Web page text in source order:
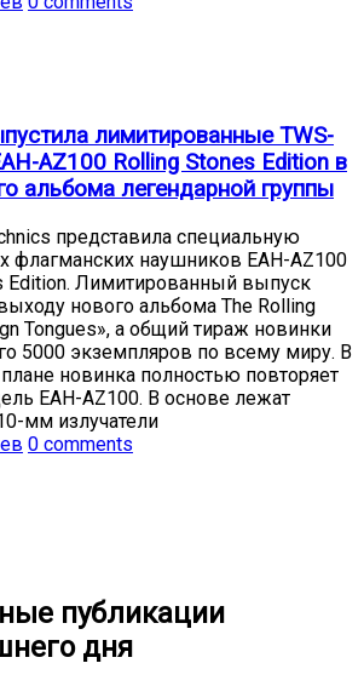
лимитированные TWS-
AZ100 Rolling Stones Edition в
альбома легендарной группы
представила специальную
флагманских наушников EAH-AZ100
Edition. Лимитированный выпуск
нового альбома The Rolling
Tongues», а общий тираж новинки
5000 экземпляров по всему миру. В
новинка полностью повторяет
EAH-AZ100. В основе лежат
мм излучатели
0 comments
публикации
дня